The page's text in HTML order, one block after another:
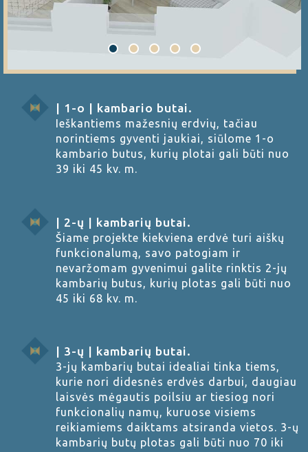
| 1-o | kambario butai.
Ieškantiems mažesnių erdvių, tačiau
norintiems gyventi jaukiai, siūlome 1-o
kambario butus, kurių plotai gali būti nuo
39 iki 45 kv. m.
| 2-ų | kambarių butai.
Šiame projekte kiekviena erdvė turi aiškų
funkcionalumą, savo patogiam ir
nevaržomam gyvenimui galite rinktis 2-jų
kambarių butus, kurių plotas gali būti nuo
45 iki 68 kv. m.
| 3-ų | kambarių butai.
3-jų kambarių butai idealiai tinka tiems,
kurie nori didesnės erdvės darbui, daugiau
laisvės mėgautis poilsiu ar tiesiog nori
funkcionalių namų, kuruose visiems
reikiamiems daiktams atsiranda vietos. 3-ų
kambarių butų plotas gali būti nuo 70 iki